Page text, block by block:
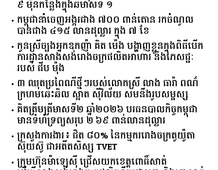
​៩​ ​ម៉ឺន​កន្លែង​ក្នុង​ឆមាស​ទី ​១​
កម្ពុជានាំចេញអង្ករជាង ៧០០ ពាន់តោន រកចំណូល
បានជាង ៤១៥ លានដុល្លារ ក្នុង ៧ ខែ
កូនស្រីច្បងអ្នកឧកញ៉ា គិត ម៉េង បង្ហាញខ្លួនក្នុងពិធីបើក
ការដ្ឋានសាងសង់រោងចក្រផលិតអាហារ និងភេសជ្ជៈ
របស់ ជីប ម៉ុង
៣ ឈុតប្រពៃណីថ្មីៗរបស់លោកស្រី លាង ធារ៉ា ពណ៌
ក្រហមឆេះឆិល ស្អាត ​ស៊ីវិល័យ សមនឹងរូបសម្ផស្ស
គិត​ត្រឹមត្រីមាស​ទី​២​ ​ឆ្នាំ​២០២៦​ បរធន​បាលកិច្ច​កម្ពុជា​ ​
មាន​ទំហំ​ទ្រព្យ​សរុប​ ​២.៦៩​ ​ពាន់លាន​ដុល្លារ​
ក្រសួង​ការងារ​៖ ​ជិត​ ​៨០​% ​នៃ​កម្មករ​រោងចក្រ​តូយ៉ូតា ​
ស៊ុយ​ស៊ូ ​ជា​អតីត​សិស្ស​ ​TVET​
ក្រុមហ៊ុន​ម៉ាឡេស៊ី ជ្រើសយកខេត្ដពោធិ៍សាត់